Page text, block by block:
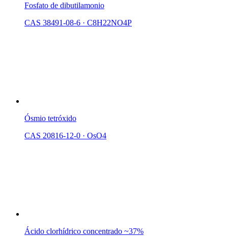
Fosfato de dibutilamonio
CAS 38491-08-6 · C8H22NO4P
Ósmio tetróxido
CAS 20816-12-0 · OsO4
Ácido clorhídrico concentrado ~37%